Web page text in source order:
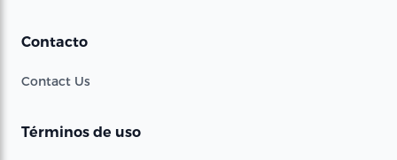
Contacto
Contact Us
Términos de uso